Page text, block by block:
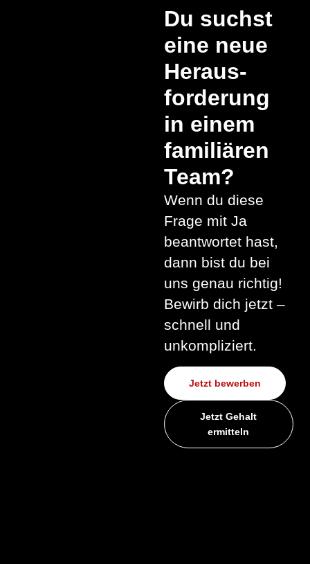
Du suchst
eine neue
Heraus­
forderung
in einem
familiären
Team?
Wenn du diese
Frage mit Ja
beantwortet hast,
dann bist du bei
uns genau richtig!
Bewirb dich jetzt –
schnell und
unkompliziert.
Jetzt bewerben
Jetzt Gehalt
ermitteln